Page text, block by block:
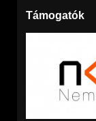
Támogatók